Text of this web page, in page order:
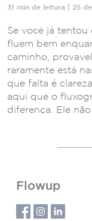
31 min de leitura | 25
Se você já
fluem bem
caminho,
raramente está
que falta é
aqui que o
diferença. Ele
Flowup